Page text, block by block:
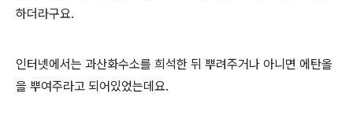
하더라구요.
인터넷에서는 과산화수소를 희석한 뒤 뿌려주거나 아니면 에탄올
을 뿌여주라고 되어있었는데요.